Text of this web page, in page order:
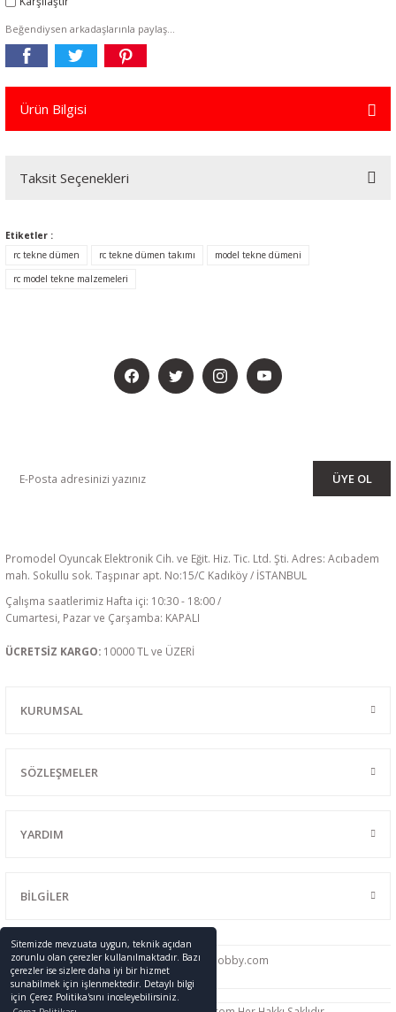
Sitemizde mevzuata uygun, teknik açıdan
zorunlu olan çerezler kullanılmaktadır. Bazı
çerezler ise sizlere daha iyi bir hizmet
sunabilmek için işlenmektedir. Detaylı bilgi
için Çerez Politika'sını inceleyebilirsiniz.
Beğendiysen arkadaşlarınla paylaş...
Ürün Bilgisi
Taksit Seçenekleri
Etiketler :
rc tekne dümen
rc tekne dümen takımı
model tekne dümeni
rc model tekne malzemeleri
ÜYE OL
Promodel Oyuncak Elektronik Cih. ve Eğit. Hiz. Tic. Ltd. Şti. Adres: Acıbadem
mah. Sokullu sok. Taşpınar apt. No:15/C Kadıköy / İSTANBUL
Çalışma saatlerimiz Hafta içi: 10:30 - 18:00 /
Cumartesi, Pazar ve Çarşamba: KAPALI
ÜCRETSİZ KARGO: 10000 TL ve ÜZERİ
KURUMSAL
SÖZLEŞMELER
YARDIM
BİLGİLER
0216 428 46 91 info@promodelhobby.com